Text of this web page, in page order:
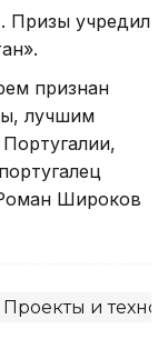
Призы учредил
признан
лучшим
Широков
Проекты и